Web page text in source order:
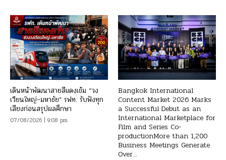
เดินหน้าพัฒนาสายสีแดงเข้ม “วง
เวียนใหญ่–มหาชัย” รฟท. รับฟังทุก
เสียงก่อนสรุปผลศึกษา
07/08/2026 | 9:08 pm
Bangkok International
Content Market 2026 Marks
a Successful Debut as an
International Marketplace for
Film and Series Co-
productionMore than 1,200
Business Meetings Generate
Over...